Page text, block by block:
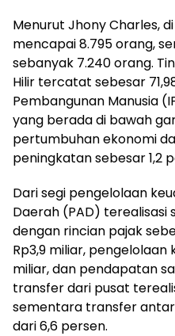
Menurut Jhony Charles,
mencapai 8.795 orang,
sebanyak 7.240 orang.
Hilir tercatat sebesar
Pembangunan Manusia
yang berada di bawah
pertumbuhan ekonomi
peningkatan sebesar 1,2
Dari segi pengelolaan
Daerah (PAD) terealisasi
dengan rincian pajak
Rp3,9 miliar,
miliar, dan pendapatan
transfer dari pusat
sementara transfer
dari 6,6 persen.